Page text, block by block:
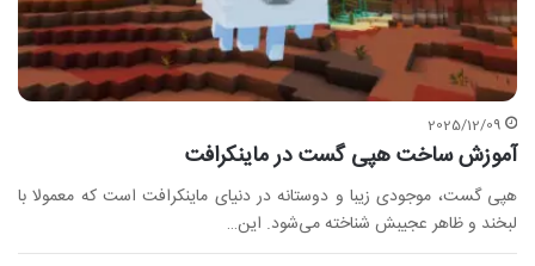
2025/12/09
آموزش ساخت هپی گست در ماینکرافت
هپی گست، موجودی زیبا و دوستانه در دنیای ماینکرافت است که معمولا با
لبخند و ظاهر عجیبش شناخته می‌شود. این…